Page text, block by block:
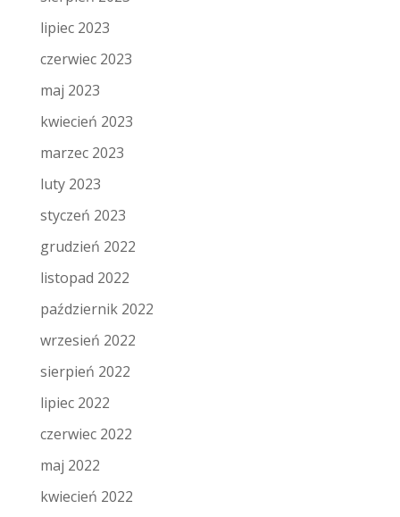
lipiec 2023
czerwiec 2023
maj 2023
kwiecień 2023
marzec 2023
luty 2023
styczeń 2023
grudzień 2022
listopad 2022
październik 2022
wrzesień 2022
sierpień 2022
lipiec 2022
czerwiec 2022
maj 2022
kwiecień 2022